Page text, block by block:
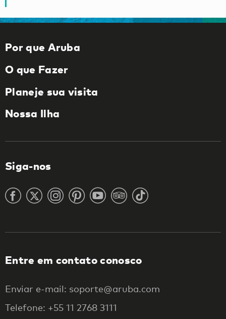
Por que Aruba
O que Fazer
Planeje sua visita
Nossa Ilha
Siga-nos
Entre em contato conosco
Enviar e-mail: soporte@aruba.com
Telefone: +55 11 2768 3111